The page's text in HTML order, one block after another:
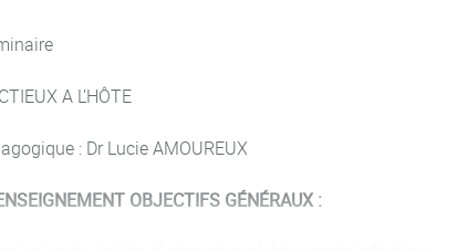
A L’HÔTE
: Dr Lucie AMOUREUX
OBJECTIFS GÉNÉRAUX :